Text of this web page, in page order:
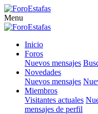
Menu
Inicio
Foros
Nuevos mensajes
Novedades
Nuevos mensajes
Miembros
Visitantes actuales
mensajes de perfil